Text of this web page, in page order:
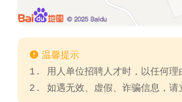
 温馨提示
1. 用人单位招聘人才时，以任何理
2. 如遇无效、虚假、诈骗信息，请